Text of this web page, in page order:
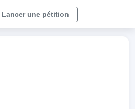
Lancer une pétition